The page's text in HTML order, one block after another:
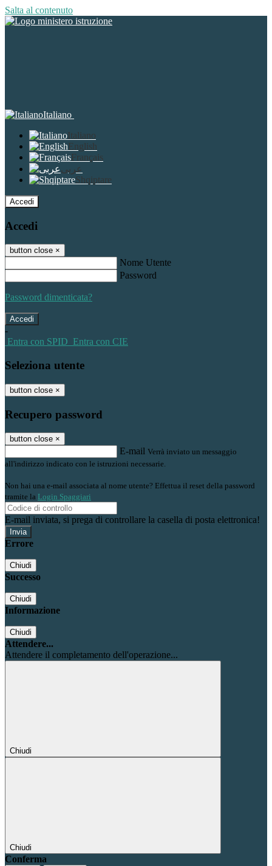
Salta al contenuto
Italiano
Italiano
English
Français
عربى
Shqiptare
Accedi
Accedi
button close ×
Nome Utente
Password
Password dimenticata?
-
Entra con SPID Entra con CIE
Seleziona utente
button close ×
Recupero password
button close ×
E-mail Verrà inviato un messaggio
all'indirizzo indicato con le istruzioni necessarie.
Non hai una e-mail associata al nome utente? Effettua il reset della password
tramite la Login Spaggiari
E-mail inviata, si prega di controllare la casella di posta elettronica!
Errore
Chiudi
Successo
Chiudi
Informazione
Chiudi
Attendere...
Attendere il completamento dell'operazione...
Chiudi
Chiudi
Conferma